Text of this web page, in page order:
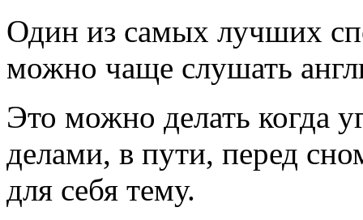
Один из самых лучших
можно чаще слушать
Это можно делать когда
делами, в пути, перед
для себя тему.